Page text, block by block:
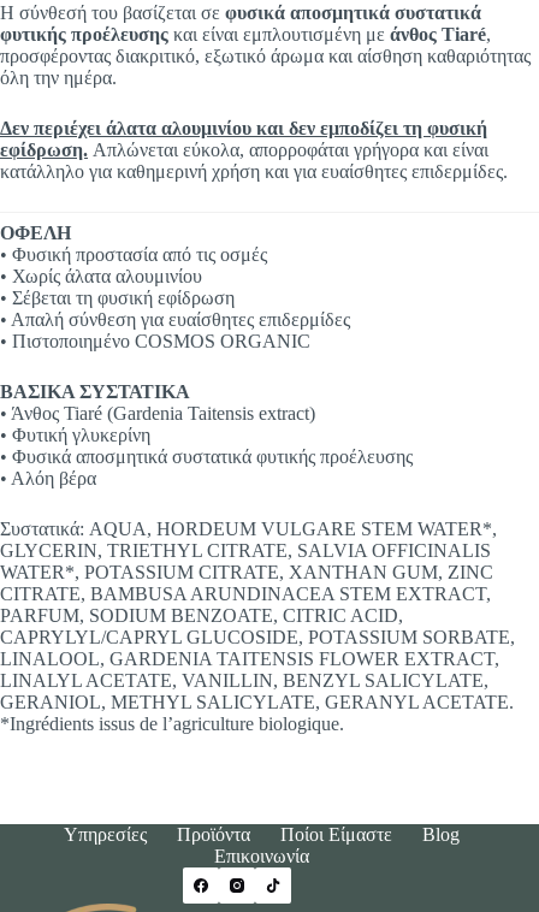
Η σύνθεσή του βασίζεται σε φυσικά αποσμητικά συστατικά
φυτικής προέλευσης και είναι εμπλουτισμένη με άνθος Tiaré,
προσφέροντας διακριτικό, εξωτικό άρωμα και αίσθηση καθαριότητας
όλη την ημέρα.
Δεν περιέχει άλατα αλουμινίου και δεν εμποδίζει τη φυσική
εφίδρωση. Απλώνεται εύκολα, απορροφάται γρήγορα και είναι
κατάλληλο για καθημερινή χρήση και για ευαίσθητες επιδερμίδες.
ΟΦΕΛΗ
• Φυσική προστασία από τις οσμές
• Χωρίς άλατα αλουμινίου
• Σέβεται τη φυσική εφίδρωση
• Απαλή σύνθεση για ευαίσθητες επιδερμίδες
• Πιστοποιημένο COSMOS ORGANIC
ΒΑΣΙΚΑ ΣΥΣΤΑΤΙΚΑ
• Άνθος Tiaré (Gardenia Taitensis extract)
• Φυτική γλυκερίνη
• Φυσικά αποσμητικά συστατικά φυτικής προέλευσης
• Αλόη βέρα
Συστατικά: AQUA, HORDEUM VULGARE STEM WATER*,
GLYCERIN, TRIETHYL CITRATE, SALVIA OFFICINALIS
WATER*, POTASSIUM CITRATE, XANTHAN GUM, ZINC
CITRATE, BAMBUSA ARUNDINACEA STEM EXTRACT,
PARFUM, SODIUM BENZOATE, CITRIC ACID,
CAPRYLYL/CAPRYL GLUCOSIDE, POTASSIUM SORBATE,
LINALOOL, GARDENIA TAITENSIS FLOWER EXTRACT,
LINALYL ACETATE, VANILLIN, BENZYL SALICYLATE,
GERANIOL, METHYL SALICYLATE, GERANYL ACETATE.
*Ingrédients issus de l’agriculture biologique.
Υπηρεσίες Προϊόντα Ποίοι Είμαστε
Blog
Επικοινωνία